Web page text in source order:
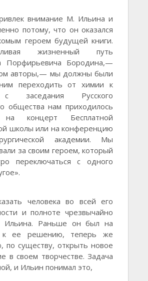
внимание М. Ильина и
потому, что он оказался
героем будущей книги.
жизненный путь
Порфирьевича Бородина,—
авторы,— мы должны были
переходить от химии к
заседания Русского
общества нам приходилось
на концерт Бесплатной
школы или на конференцию
академии. Мы
за своим героем, который
переключаться с одного
человека во всей его
и полноте чрезвычайно
Ильина. Раньше он был на
к ее решению, теперь же
по существу, открыть новое
в своем творчестве. Задача
и Ильин понимал это,